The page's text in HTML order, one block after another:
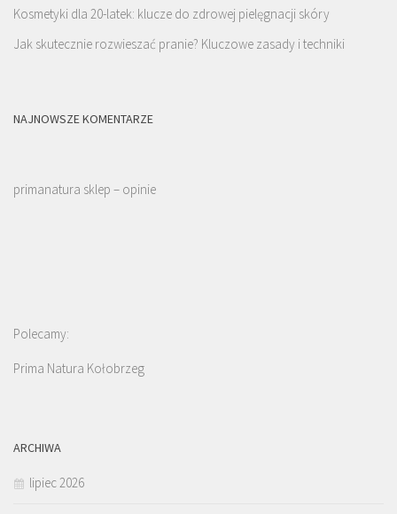
Kosmetyki dla 20-latek: klucze do zdrowej pielęgnacji skóry
Jak skutecznie rozwieszać pranie? Kluczowe zasady i techniki
NAJNOWSZE KOMENTARZE
primanatura sklep – opinie
Polecamy:
Prima Natura Kołobrzeg
ARCHIWA
lipiec 2026